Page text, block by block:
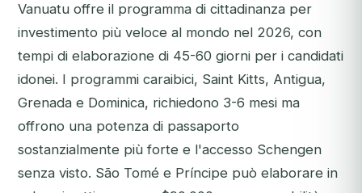
Vanuatu offre il programma di cittadinanza per
investimento più veloce al mondo nel 2026, con
tempi di elaborazione di 45-60 giorni per i candidati
idonei. I programmi caraibici, Saint Kitts, Antigua,
Grenada e Dominica, richiedono 3-6 mesi ma
offrono una potenza di passaporto
sostanzialmente più forte e l'accesso Schengen
senza visto. São Tomé e Príncipe può elaborare in